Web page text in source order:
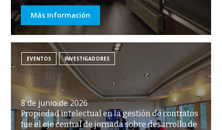
Más Información
EVENTOS INVESTIGADORES
8 de junio de 2026
Propiedad intelectual en la gestión de contratos
fue el eje central de jornada sobre desarrollo de